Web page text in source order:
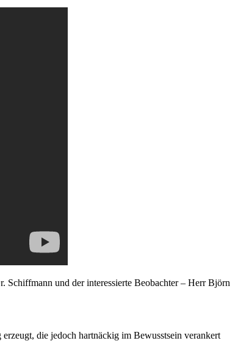
Schiffmann und der interessierte Beobachter – Herr Björn
die jedoch hartnäckig im Bewusstsein verankert